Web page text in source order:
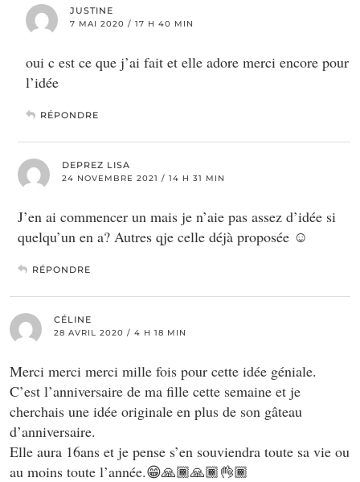
JUSTINE
7 MAI 2020 / 17 H 40 MIN
oui c est ce que j’ai fait et elle adore merci encore pour
l’idée
RÉPONDRE
DEPREZ LISA
24 NOVEMBRE 2021 / 14 H 31 MIN
J’en ai commencer un mais je n’aie pas assez d’idée si
quelqu’un en a? Autres qje celle déjà proposée ☺️
RÉPONDRE
CÉLINE
28 AVRIL 2020 / 4 H 18 MIN
Merci merci merci mille fois pour cette idée géniale.
C’est l’anniversaire de ma fille cette semaine et je
cherchais une idée originale en plus de son gâteau
d’anniversaire.
Elle aura 16ans et je pense s’en souviendra toute sa vie ou
au moins toute l’année.😁🙏🏾🙏🏾👌🏾